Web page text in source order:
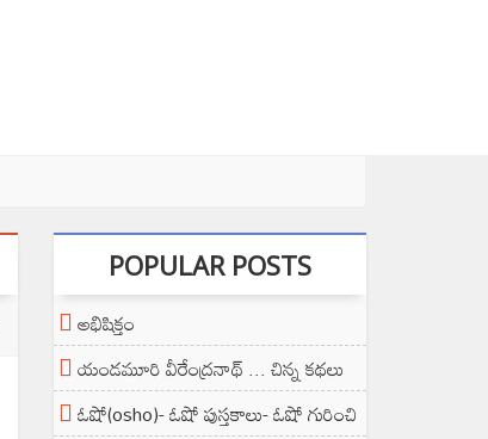
POPULAR POSTS
అభిషిక్తం
యండమూరి వీరేంద్రనాథ్ ... చిన్న కథలు
ఓషో(osho)- ఓషో పుస్తకాలు- ఓషో గురించి